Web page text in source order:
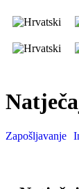
Zapošljavanje